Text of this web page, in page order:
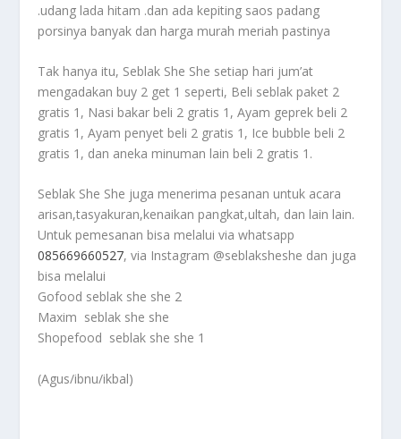
.udang lada hitam .dan ada kepiting saos padang
porsinya banyak dan harga murah meriah pastinya
Tak hanya itu, Seblak She She setiap hari jum’at
mengadakan buy 2 get 1 seperti, Beli seblak paket 2
gratis 1, Nasi bakar beli 2 gratis 1, Ayam geprek beli 2
gratis 1, Ayam penyet beli 2 gratis 1, Ice bubble beli 2
gratis 1, dan aneka minuman lain beli 2 gratis 1.
Seblak She She juga menerima pesanan untuk acara
arisan,tasyakuran,kenaikan pangkat,ultah, dan lain lain.
Untuk pemesanan bisa melalui via whatsapp
085669660527, via Instagram @seblaksheshe dan juga
bisa melalui
Gofood seblak she she 2
Maxim seblak she she
Shopefood seblak she she 1
(Agus/ibnu/ikbal)